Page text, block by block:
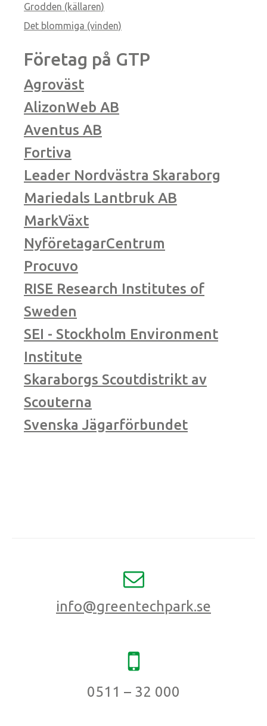
Grodden (källaren)
Det blommiga (vinden)
Företag på GTP
Agroväst
AlizonWeb AB
Aventus AB
Fortiva
Leader Nordvästra Skaraborg
Mariedals Lantbruk AB
MarkVäxt
NyföretagarCentrum
Procuvo
RISE Research Institutes of
Sweden
SEI - Stockholm Environment
Institute
Skaraborgs Scoutdistrikt av
Scouterna
Svenska Jägarförbundet
info@greentechpark.se
0511 – 32 000